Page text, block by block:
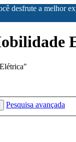
desfrute a melhor
Pesquisa avançada